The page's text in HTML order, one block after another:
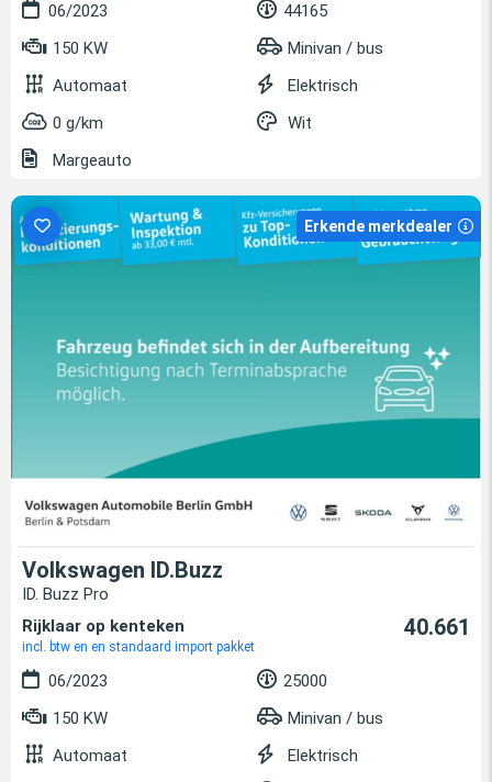
06/2023
44165
150 KW
Minivan / bus
Automaat
Elektrisch
0 g/km
Wit
Margeauto
Erkende merkdealer
Volkswagen ID.Buzz
ID. Buzz Pro
Rijklaar op kenteken
incl. btw en en standaard import pakket
40.661
06/2023
25000
150 KW
Minivan / bus
Automaat
Elektrisch